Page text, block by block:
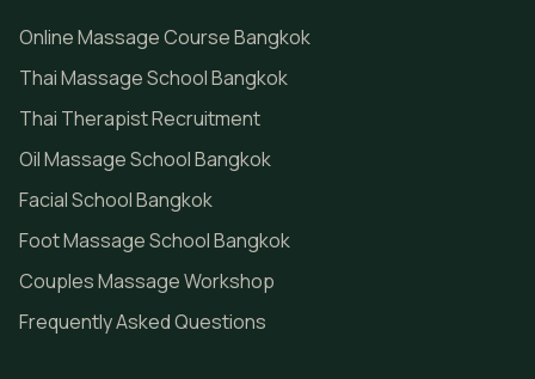
Online Massage Course Bangkok
Thai Massage School Bangkok
Thai Therapist Recruitment
Oil Massage School Bangkok
Facial School Bangkok
Foot Massage School Bangkok
Couples Massage Workshop
Frequently Asked Questions